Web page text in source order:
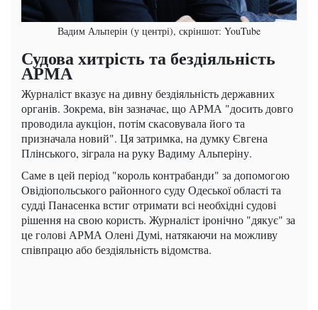
Вадим Альперін (у центрі), скріншот: YouTube
Судова хитрість та бездіяльність
АРМА
Журналіст вказує на дивну бездіяльність державних
органів. Зокрема, він зазначає, що АРМА "досить довго
проводила аукціон, потім скасовувала його та
призначала новий". Ця затримка, на думку Євгена
Плінського, зіграла на руку Вадиму Альперіну.
Саме в цей період "король контрабанди" за допомогою
Овідіопольського районного суду Одеської області та
судді Панасенка встиг отримати всі необхідні судові
рішення на свою користь. Журналіст іронічно "дякує" за
це голові АРМА Олені Думі, натякаючи на можливу
співпрацю або бездіяльність відомства.